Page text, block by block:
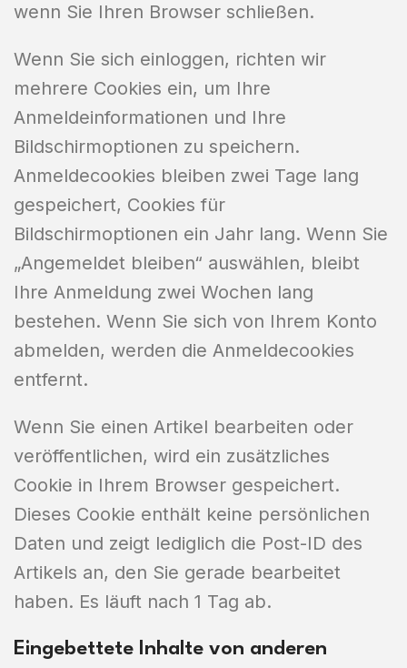
wenn Sie Ihren Browser schließen.
Wenn Sie sich einloggen, richten wir
mehrere Cookies ein, um Ihre
Anmeldeinformationen und Ihre
Bildschirmoptionen zu speichern.
Anmeldecookies bleiben zwei Tage lang
gespeichert, Cookies für
Bildschirmoptionen ein Jahr lang. Wenn Sie
„Angemeldet bleiben“ auswählen, bleibt
Ihre Anmeldung zwei Wochen lang
bestehen. Wenn Sie sich von Ihrem Konto
abmelden, werden die Anmeldecookies
entfernt.
Wenn Sie einen Artikel bearbeiten oder
veröffentlichen, wird ein zusätzliches
Cookie in Ihrem Browser gespeichert.
Dieses Cookie enthält keine persönlichen
Daten und zeigt lediglich die Post-ID des
Artikels an, den Sie gerade bearbeitet
haben. Es läuft nach 1 Tag ab.
Eingebettete Inhalte von anderen